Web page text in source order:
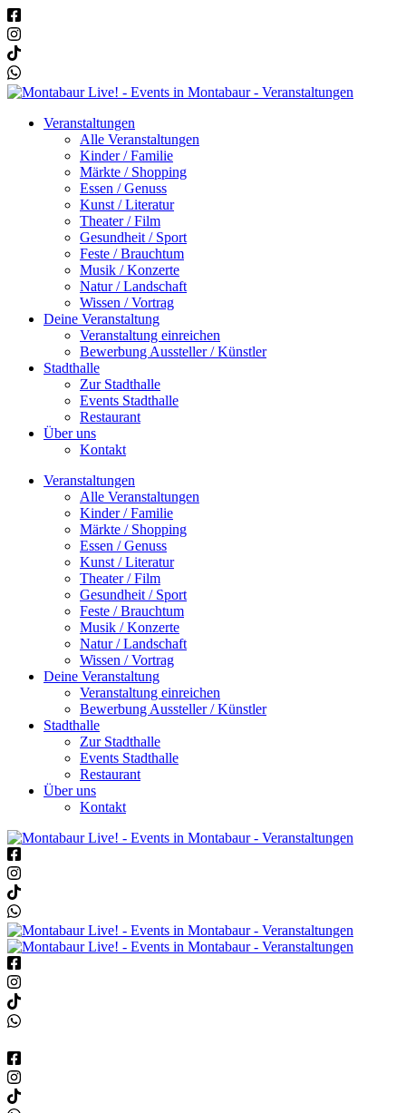
Veranstaltungen
Alle Veranstaltungen
Kinder / Familie
Märkte / Shopping
Essen / Genuss
Kunst / Literatur
Theater / Film
Gesundheit / Sport
Feste / Brauchtum
Musik / Konzerte
Natur / Landschaft
Wissen / Vortrag
Deine Veranstaltung
Veranstaltung einreichen
Bewerbung Aussteller / Künstler
Stadthalle
Zur Stadthalle
Events Stadthalle
Restaurant
Über uns
Kontakt
Veranstaltungen
Alle Veranstaltungen
Kinder / Familie
Märkte / Shopping
Essen / Genuss
Kunst / Literatur
Theater / Film
Gesundheit / Sport
Feste / Brauchtum
Musik / Konzerte
Natur / Landschaft
Wissen / Vortrag
Deine Veranstaltung
Veranstaltung einreichen
Bewerbung Aussteller / Künstler
Stadthalle
Zur Stadthalle
Events Stadthalle
Restaurant
Über uns
Kontakt